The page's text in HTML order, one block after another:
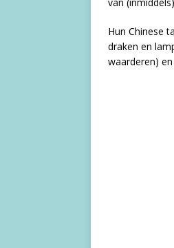
Hun Chinese
draken en
waarderen)